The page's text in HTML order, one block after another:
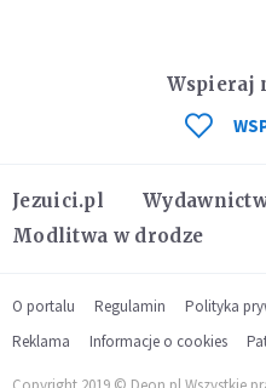
Jezuici.pl
Modlitwa w drodze
Wspieraj
O portalu Regulamin Polityka
Reklama
Informacje o cookies